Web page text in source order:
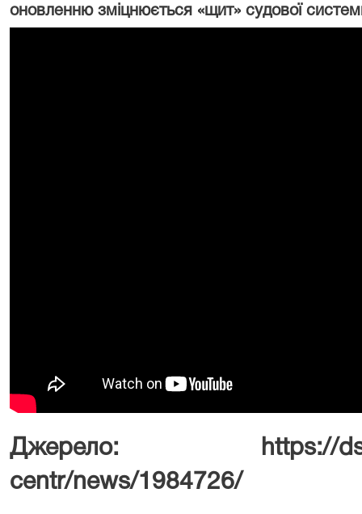
оновленню зміцнюється «щит» судової
Джерело: https://
centr/news/1984726/